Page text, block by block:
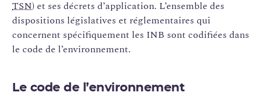
TSN) et ses décrets d’application. L’ensemble des
dispositions législatives et réglementaires qui
concernent spécifiquement les INB sont codifiées dans
le code de l’environnement.
Le code de l’environnement